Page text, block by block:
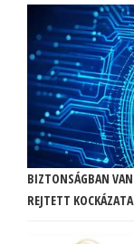
BIZTONSÁGBAN
REJTETT